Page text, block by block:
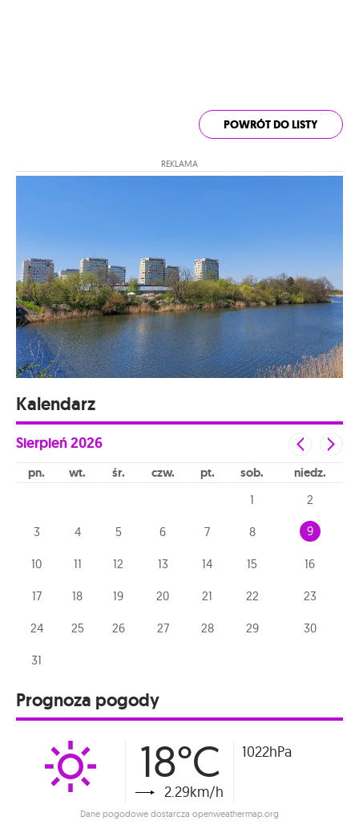
POWRÓT DO LISTY
REKLAMA
Kalendarz
Sierpień2026
pn wt śr czw pt sob niedz
1 2
3 4 5 6 7 8 9
10 11 12 13 14 15 16
17 18 19 20 21 22 23
24 25 26 27 28 29 30
31
Prognoza pogody
18°C
2.29km/h
1022hPa
Dane pogodowe dostarcza openweathermap.org